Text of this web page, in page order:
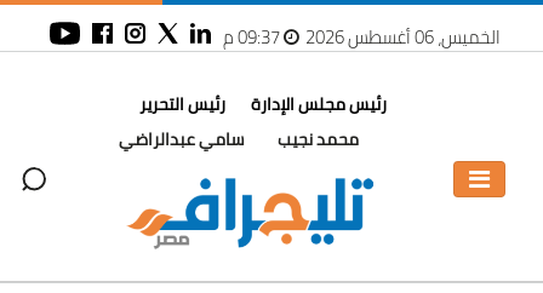
الخميس، 06 أغسطس 2026 09:37 م
رئيس مجلس الإدارة
محمد نجيب
رئيس التحرير
سامي عبدالراضي